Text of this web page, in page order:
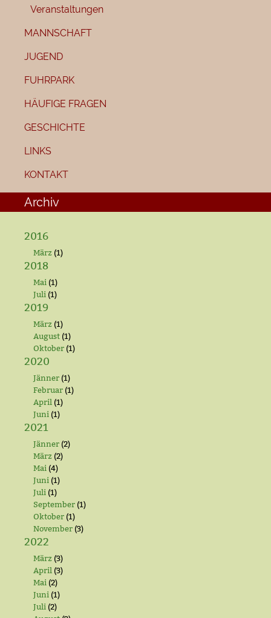
Veranstaltungen
MANNSCHAFT
JUGEND
FUHRPARK
HÄUFIGE FRAGEN
GESCHICHTE
LINKS
KONTAKT
Archiv
2016
März (1)
2018
Mai (1)
Juli (1)
2019
März (1)
August (1)
Oktober (1)
2020
Jänner (1)
Februar (1)
April (1)
Juni (1)
2021
Jänner (2)
März (2)
Mai (4)
Juni (1)
Juli (1)
September (1)
Oktober (1)
November (3)
2022
März (3)
April (3)
Mai (2)
Juni (1)
Juli (2)